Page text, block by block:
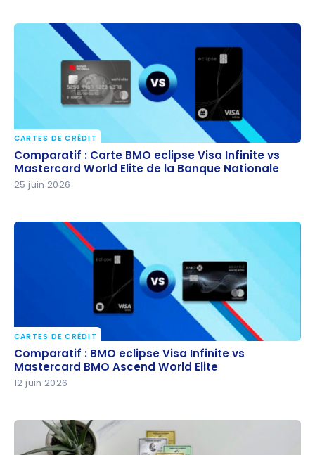
Comparatif : Carte BMO eclipse Visa Infinite vs
Mastercard World Elite de la Banque Nationale
CARTES DE CRÉDIT
Comparatif : Carte BMO eclipse Visa Infinite vs
Mastercard World Elite de la Banque Nationale
25 juin 2026
Comparatif : BMO eclipse Visa Infinite vs
Mastercard BMO Ascend World Elite
CARTES DE CRÉDIT
Comparatif : BMO eclipse Visa Infinite vs
Mastercard BMO Ascend World Elite
12 juin 2026